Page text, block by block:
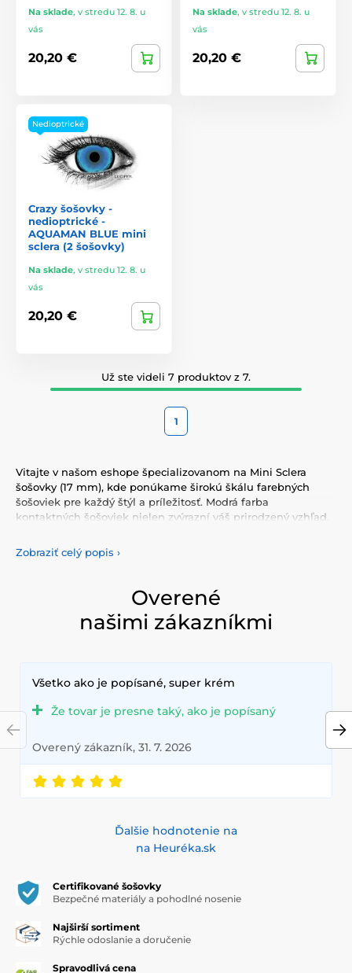
Na sklade, v stredu 12. 8. u
vás
20,20 €
Na sklade, v stredu 12. 8. u
vás
20,20 €
Nedioptrické
Crazy šošovky -
nedioptrické -
AQUAMAN BLUE mini
sclera (2 šošovky)
Na sklade, v stredu 12. 8. u
vás
20,20 €
Už ste videli 7 produktov z 7.
1
Vitajte v našom eshope špecializovanom na Mini Sclera
šošovky (17 mm), kde ponúkame širokú škálu farebných
šošoviek pre každý štýl a príležitosť. Modrá farba
kontaktných šošoviek nielen zvýrazní váš prirodzený vzhľad,
jedinečnosť. Vyberte si z našej pestrej ponuky farebných
šošoviek, ktoré vám poskytnú komfort a bezpečnosť po celý
kvalitnými šošovkami, ktoré spĺňajú najvyššie štandardy
Zobraziť celý popis ›
Overené
našimi zákazníkmi
Všetko ako je popísané, super krém
Že tovar je presne taký, ako je popísaný
Overený zákazník, 31. 7. 2026
Ďalšie hodnotenie na
na Heuréka.sk
Certifikované šošovky
Bezpečné materiály a pohodlné nosenie
Najširší sortiment
Rýchle odoslanie a doručenie
Spravodlivá cena